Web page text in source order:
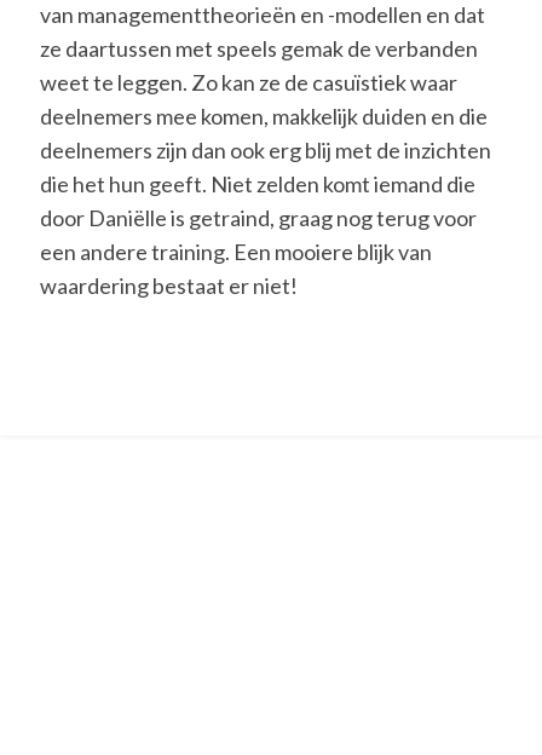
van managementtheorieën en -modellen en dat
ze daartussen met speels gemak de verbanden
weet te leggen. Zo kan ze de casuïstiek waar
deelnemers mee komen, makkelijk duiden en die
deelnemers zijn dan ook erg blij met de inzichten
die het hun geeft. Niet zelden komt iemand die
door Daniëlle is getraind, graag nog terug voor
een andere training. Een mooiere blijk van
waardering bestaat er niet!